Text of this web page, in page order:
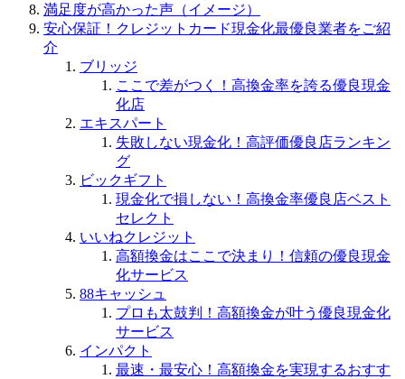
満足度が高かった声（イメージ）
安心保証！クレジットカード現金化最優良業者をご紹
介
ブリッジ
ここで差がつく！高換金率を誇る優良現金
化店
エキスパート
失敗しない現金化！高評価優良店ランキン
グ
ビックギフト
現金化で損しない！高換金率優良店ベスト
セレクト
いいねクレジット
高額換金はここで決まり！信頼の優良現金
化サービス
88キャッシュ
プロも太鼓判！高額換金が叶う優良現金化
サービス
インパクト
最速・最安心！高額換金を実現するおすす